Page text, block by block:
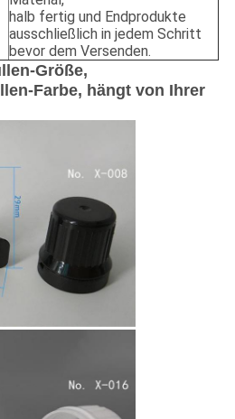
halb fertig und Endprodukte
ausschließlich in jedem Schritt
bevor dem Versenden.
Größe,
Farbe, hängt von Ihrer